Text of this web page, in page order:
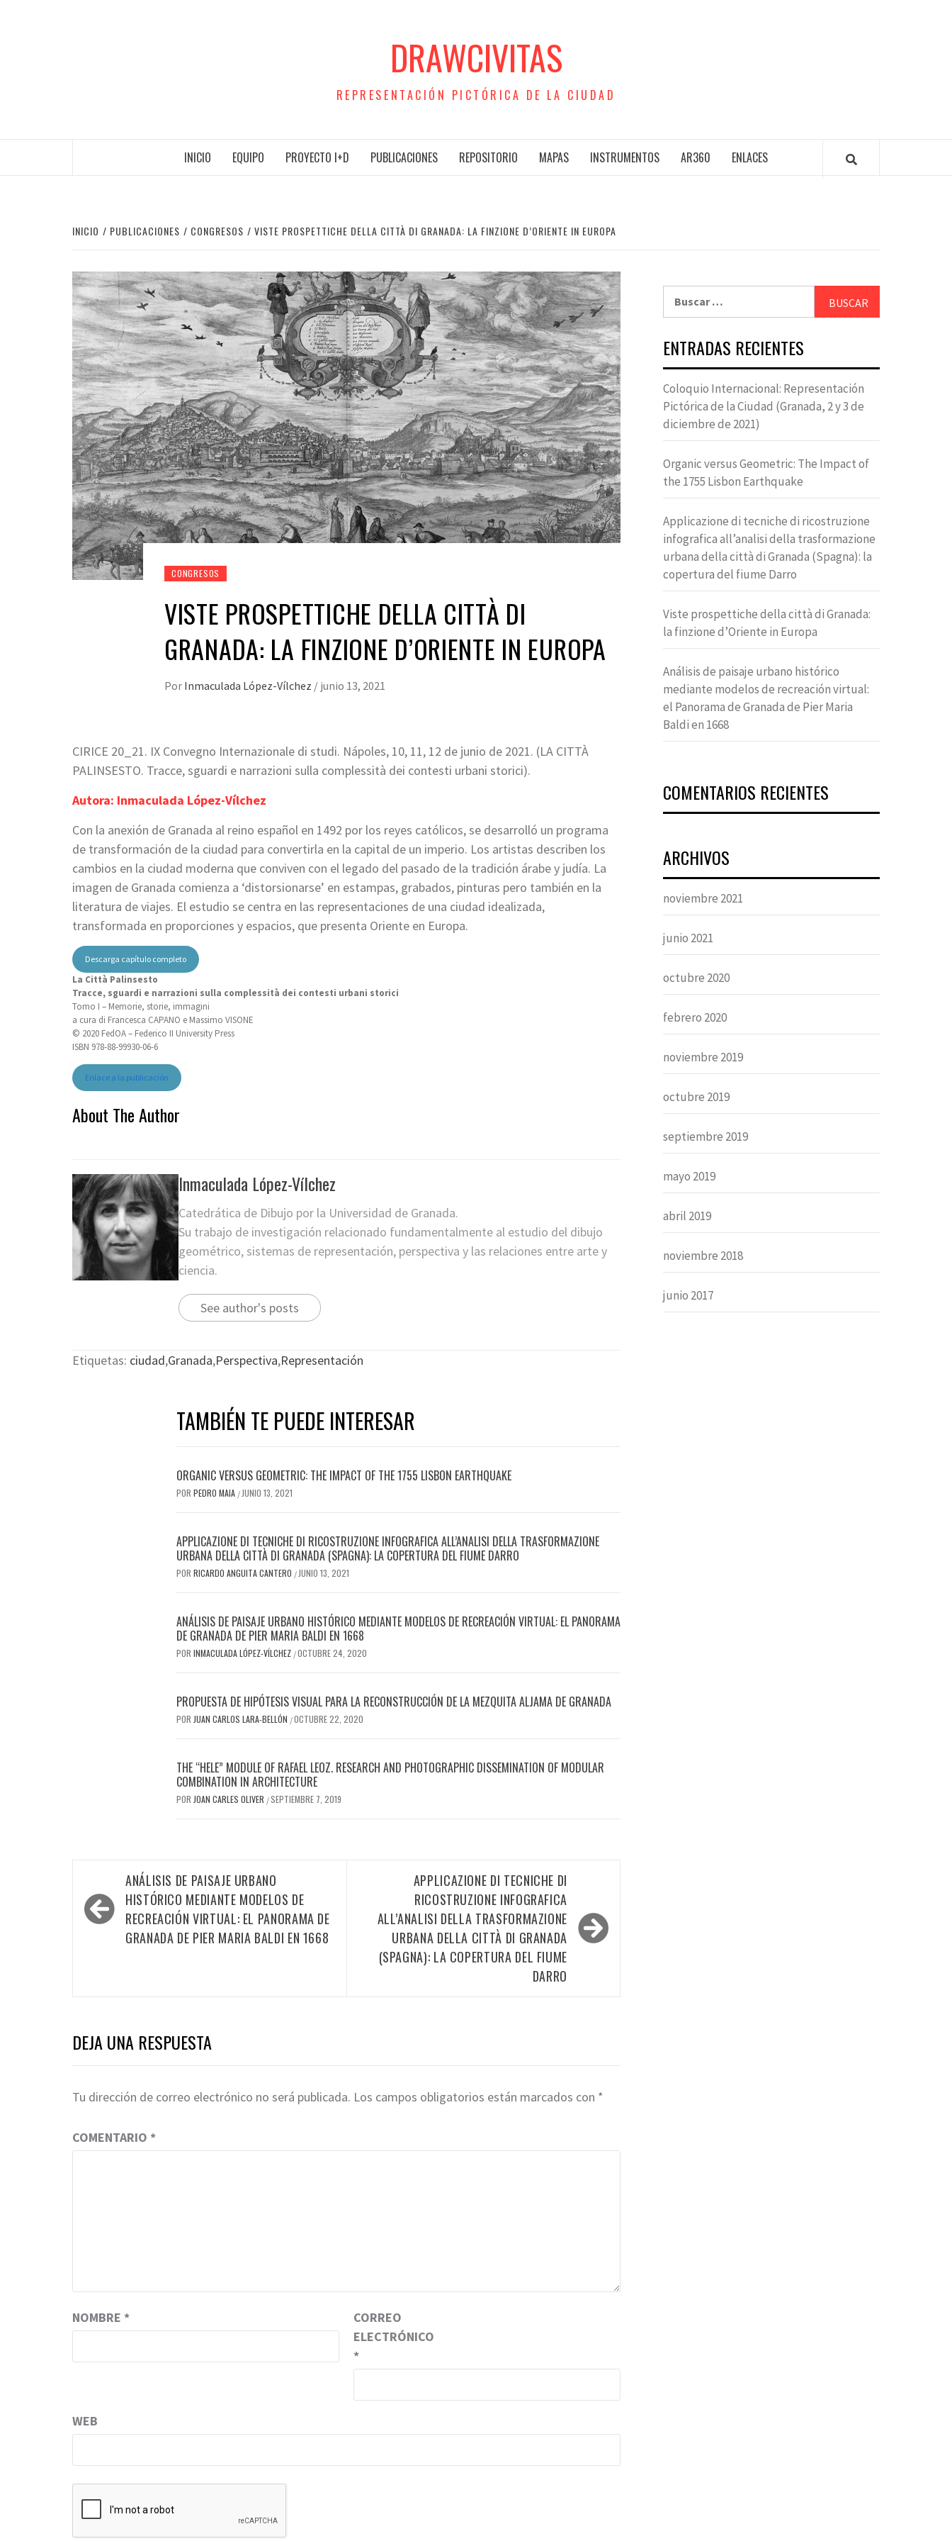
DRAWCIVITAS
REPRESENTACIÓN PICTÓRICA DE LA CIUDAD
INICIO EQUIPO PROYECTO I+D PUBLICACIONES REPOSITORIO MAPAS INSTRUMENTOS AR360 ENLACES
INICIO PUBLICACIONES CONGRESOS VISTE PROSPETTICHE DELLA CITTÀ DI GRANADA: LA FINZIONE D’ORIENTE IN EUROPA
CONGRESOS
VISTE PROSPETTICHE DELLA CITTÀ DI
GRANADA: LA FINZIONE D’ORIENTE IN EUROPA
Por Inmaculada López-Vílchez / junio 13, 2021
CIRICE 20_21. IX Convegno Internazionale di studi. Nápoles, 10, 11, 12 de junio de 2021. (LA CITTÀ
PALINSESTO. Tracce, sguardi e narrazioni sulla complessità dei contesti urbani storici).
Autora: Inmaculada López-Vílchez
Con la anexión de Granada al reino español en 1492 por los reyes católicos, se desarrolló un programa
de transformación de la ciudad para convertirla en la capital de un imperio. Los artistas describen los
cambios en la ciudad moderna que conviven con el legado del pasado de la tradición árabe y judía. La
imagen de Granada comienza a ‘distorsionarse’ en estampas, grabados, pinturas pero también en la
literatura de viajes. El estudio se centra en las representaciones de una ciudad idealizada,
transformada en proporciones y espacios, que presenta Oriente en Europa.
Descarga capítulo completo
La Città Palinsesto
Tracce, sguardi e narrazioni sulla complessità dei contesti urbani storici
Tomo I – Memorie, storie, immagini
a cura di Francesca CAPANO e Massimo VISONE
© 2020 FedOA – Federico II University Press
ISBN 978-88-99930-06-6
Enlace a la publicación
About The Author
Inmaculada López-Vílchez
Catedrática de Dibujo por la Universidad de Granada.
Su trabajo de investigación relacionado fundamentalmente al estudio del dibujo
geométrico, sistemas de representación, perspectiva y las relaciones entre arte y
ciencia.
See author's posts
Etiquetas: ciudad,Granada,Perspectiva,Representación
TAMBIÉN TE PUEDE INTERESAR
ORGANIC VERSUS GEOMETRIC: THE IMPACT OF THE 1755 LISBON EARTHQUAKE
POR PEDRO MAIA / JUNIO 13, 2021
APPLICAZIONE DI TECNICHE DI RICOSTRUZIONE INFOGRAFICA ALL’ANALISI DELLA TRASFORMAZIONE
URBANA DELLA CITTÀ DI GRANADA (SPAGNA): LA COPERTURA DEL FIUME DARRO
POR RICARDO ANGUITA CANTERO / JUNIO 13, 2021
ANÁLISIS DE PAISAJE URBANO HISTÓRICO MEDIANTE MODELOS DE RECREACIÓN VIRTUAL: EL PANORAMA
DE GRANADA DE PIER MARIA BALDI EN 1668
POR INMACULADA LÓPEZ-VÍLCHEZ /OCTUBRE 24, 2020
PROPUESTA DE HIPÓTESIS VISUAL PARA LA RECONSTRUCCIÓN DE LA MEZQUITA ALJAMA DE GRANADA
POR JUAN CARLOS LARA-BELLÓN /OCTUBRE 22, 2020
THE “HELE” MODULE OF RAFAEL LEOZ. RESEARCH AND PHOTOGRAPHIC DISSEMINATION OF MODULAR
COMBINATION IN ARCHITECTURE
POR JOAN CARLES OLIVER /SEPTIEMBRE 7, 2019
Navegación
de
entradas
ANÁLISIS DE PAISAJE URBANO
HISTÓRICO MEDIANTE MODELOS DE
RECREACIÓN VIRTUAL: EL PANORAMA DE
GRANADA DE PIER MARIA BALDI EN 1668
APPLICAZIONE DI TECNICHE DI
RICOSTRUZIONE INFOGRAFICA
ALL’ANALISI DELLA TRASFORMAZIONE
URBANA DELLA CITTÀ DI GRANADA
(SPAGNA): LA COPERTURA DEL FIUME
DARRO
DEJA UNA RESPUESTA
Tu dirección de correo electrónico no será publicada. Los campos obligatorios están marcados con *
COMENTARIO *
NOMBRE *
CORREO
ELECTRÓNICO
*
WEB
ENTRADAS RECIENTES
Coloquio Internacional: Representación
Pictórica de la Ciudad (Granada, 2 y 3 de
diciembre de 2021)
Organic versus Geometric: The Impact of
the 1755 Lisbon Earthquake
Applicazione di tecniche di ricostruzione
infografica all’analisi della trasformazione
urbana della città di Granada (Spagna): la
copertura del fiume Darro
Viste prospettiche della città di Granada:
la finzione d’Oriente in Europa
Análisis de paisaje urbano histórico
mediante modelos de recreación virtual:
el Panorama de Granada de Pier Maria
Baldi en 1668
COMENTARIOS RECIENTES
ARCHIVOS
noviembre 2021
junio 2021
octubre 2020
febrero 2020
noviembre 2019
octubre 2019
septiembre 2019
mayo 2019
abril 2019
noviembre 2018
junio 2017